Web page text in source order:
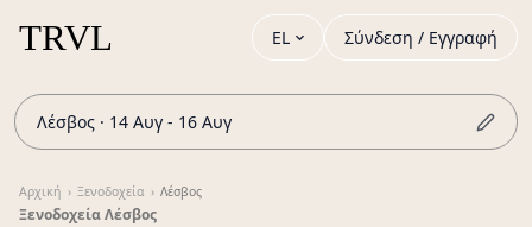
EL Σύνδεση / Εγγραφή
Λέσβος · 14 Αυγ - 16 Αυγ
Αρχική › Ξενοδοχεία › Λέσβος
Ξενοδοχεία Λέσβος